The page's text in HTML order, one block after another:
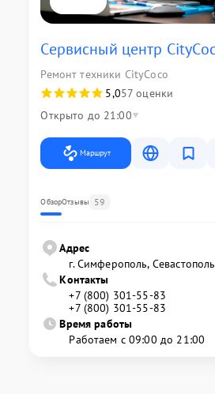
Сервисный центр
Ремонт техники CityCoco
5,057 оценки
Открыто до 21:00
Маршрут
ОбзорОтзывы 59
Адрес
г. Симферополь,
Контакты
+7 (800) 301-55-83
+7 (800) 301-55-83
Время работы
Работаем с 09:00 до 21:00